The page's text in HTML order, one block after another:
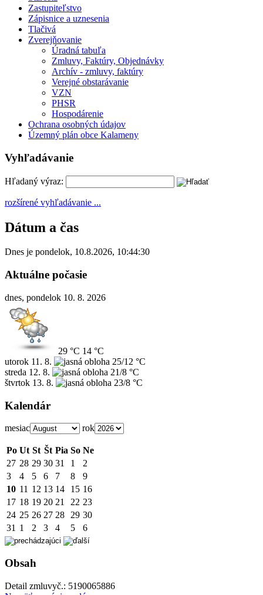
Zastupiteľstvo
Zápisnice a uznesenia
Tlačivá
Zverejňovanie
Úradná tabuľa
Zmluvy, Faktúry, Objednávky
Archív - zmluvy, faktúry
Verejné obstarávanie
VZN
PHSR
Hospodárenie
Ochrana osobných údajov
Územný plán obce Kalameny
Vyhľadávanie
Hľadaný výraz:
rozšírené vyhľadávanie ...
Dátum a čas
Dnes je pondelok, 10.8.2026, 10:44:30
Aktuálne počasie
dnes, pondelok 10. 8. 2026
29 °C 14 °C
utorok 11. 8.
25/12 °C
streda 12. 8.
21/8 °C
štvrtok 13. 8. 23/8 °C
Kalendár
mesiac rok
Po Ut St Št Pia So Ne
27 28 29 30 31 1
2
3
4 5 6 7 8
9
10 11 12 13 14 15 16
17 18 19 20 21 22 23
24 25 26 27 28 29 30
31 1 2 3 4 5 6
Obsah
Detail zmluvyč.: 5190065886